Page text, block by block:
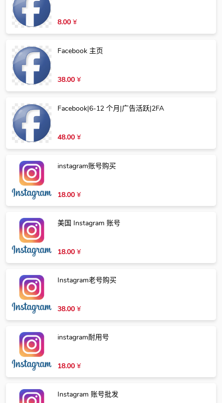
8.00 ¥
Facebook 主页
38.00 ¥
Facebook|6-12 个月|广告活跃|2FA
48.00 ¥
instagram账号购买
18.00 ¥
美国 Instagram 账号
18.00 ¥
Instagram老号购买
38.00 ¥
instagram耐用号
18.00 ¥
Instagram 账号批发